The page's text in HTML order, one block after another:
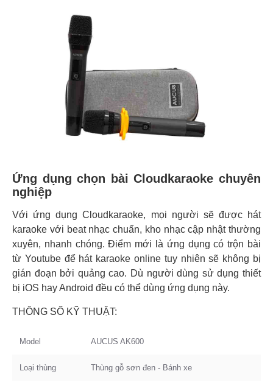
Ứng dụng chọn bài Cloudkaraoke chuyên
nghiệp
Với ứng dụng Cloudkaraoke, mọi người sẽ được hát
karaoke với beat nhạc chuẩn, kho nhạc cập nhật thường
xuyên, nhanh chóng. Điểm mới là ứng dụng có trộn bài
từ Youtube để hát karaoke online tuy nhiên sẽ không bị
gián đoạn bởi quảng cao. Dù người dùng sử dụng thiết
bị iOS hay Android đều có thể dùng ứng dụng này.
THÔNG SỐ KỸ THUẬT:
Model AUCUS AK600
Loại thùng Thùng gỗ sơn đen - Bánh xe